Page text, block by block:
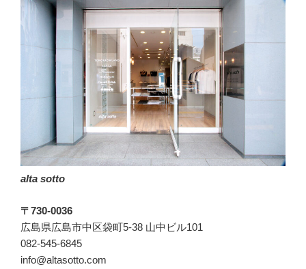
alta sotto
〒730-0036
広島県広島市中区袋町5-38 山中ビル101
082-545-6845
info@altasotto.com